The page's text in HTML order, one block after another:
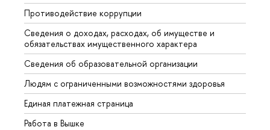
Противодействие коррупции
Сведения о доходах, расходах, об имуществе и
обязательствах имущественного характера
Сведения об образовательной организации
Людям с ограниченными возможностями здоровья
Единая платежная страница
Работа в Вышке